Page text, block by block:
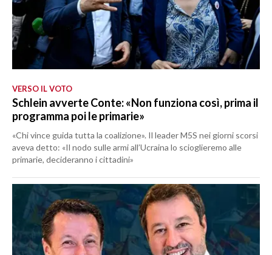
VERSO IL VOTO
Schlein avverte Conte: «Non funziona così, prima il
programma poi le primarie»
«Chi vince guida tutta la coalizione». Il leader M5S nei giorni scorsi
aveva detto: «Il nodo sulle armi all’Ucraina lo scioglieremo alle
primarie, decideranno i cittadini»